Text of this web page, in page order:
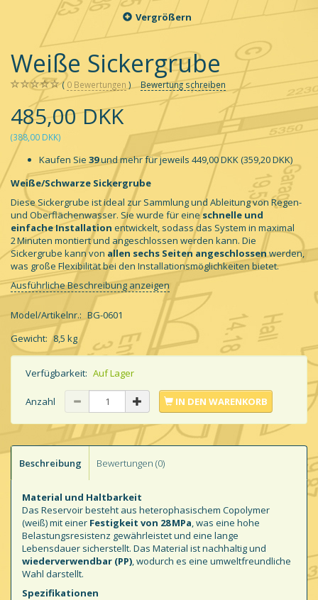
Vergrößern
Weiße Sickergrube
0 Bewertungen Bewertung schreiben
485,00 DKK
(388,00 DKK)
Kaufen Sie 39und mehr für jeweils 449,00 DKK(359,20 DKK)
Weiße/Schwarze Sickergrube
Diese Sickergrube ist ideal zur Sammlung und Ableitung von Regen-
und Oberflächenwasser. Sie wurde für eineschnelle und
einfache Installation entwickelt, sodass das System in maximal
2 Minuten montiert und angeschlossen werden kann. Die
Sickergrube kann von allen sechs Seiten angeschlossen werden,
was große Flexibilität bei den Installationsmöglichkeiten bietet.
Ausführliche Beschreibung anzeigen
Model/Artikelnr.: BG-0601
Gewicht: 8,5 kg
Verfügbarkeit: Auf Lager
Anzahl IN DEN WARENKORB
Beschreibung Bewertungen (0)
Material und Haltbarkeit
Das Reservoir besteht aus heterophasischem Copolymer
(weiß) mit einer Festigkeit von 28 MPa , was eine hohe
Belastungsresistenz gewährleistet und eine lange
Lebensdauer sicherstellt. Das Material ist nachhaltig und
wiederverwendbar (PP) , wodurch es eine umweltfreundliche
Wahl darstellt.
Spezifikationen